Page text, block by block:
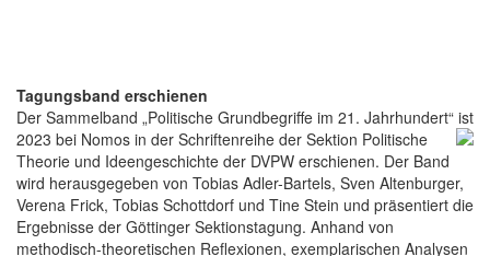
Tagungsband erschienen
Der Sammelband „Politische Grundbegriffe im 21. Jahrhundert“ ist
2023 bei Nomos in der Schriftenreihe der Sektion Politische
Theorie und Ideengeschichte der DVPW erschienen. Der Band
wird herausgegeben von Tobias Adler-Bartels, Sven Altenburger,
Verena Frick, Tobias Schottdorf und Tine Stein und präsentiert die
Ergebnisse der Göttinger Sektionstagung. Anhand von
methodisch-theoretischen Reflexionen, exemplarischen Analysen